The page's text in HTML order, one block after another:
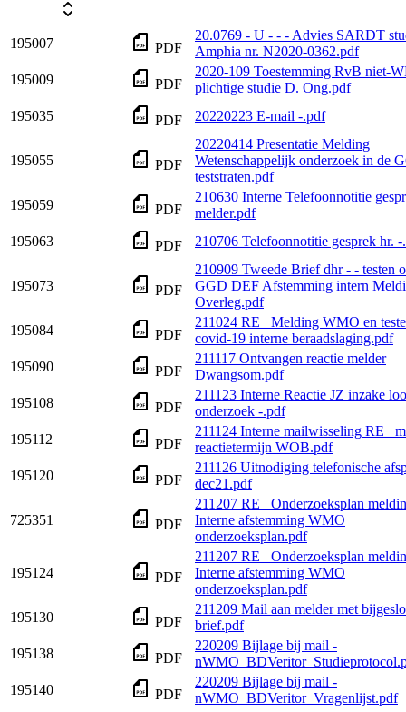
195007 PDF
20.0769 - U - - - Advies SARDT
Amphia nr. N2020-0362.pdf
195009
PDF
2020-109 Toestemming RvB niet-
plichtige studie D. Ong.pdf
195035
PDF 20220223 E-mail -.pdf
195055 PDF
20220414 Presentatie Melding
Wetenschappelijk onderzoek in de
teststraten.pdf
195059
PDF
210630 Interne Telefoonnotitie
melder.pdf
195063
PDF 210706 Telefoonnotitie gesprek hr.
195073 PDF
210909 Tweede Brief dhr - - testen
GGD DEF Afstemming intern
Overleg.pdf
195084
PDF
211024 RE_ Melding WMO en
covid-19 interne beraadslaging.pdf
195090
PDF
211117 Ontvangen reactie melder
Dwangsom.pdf
195108
PDF
211123 Interne Reactie JZ inzake
onderzoek -.pdf
195112
PDF
211124 Interne mailwisseling RE_
reactietermijn WOB.pdf
195120
PDF
211126 Uitnodiging telefonische
dec21.pdf
725351 PDF
211207 RE_ Onderzoeksplan
Interne afstemming WMO
onderzoeksplan.pdf
195124 PDF
211207 RE_ Onderzoeksplan
Interne afstemming WMO
onderzoeksplan.pdf
195130
PDF
211209 Mail aan melder met
brief.pdf
195138
PDF
220209 Bijlage bij mail -
195140
PDF
220209 Bijlage bij mail -
nWMO_BDVeritor_Vragenlijst.pdf